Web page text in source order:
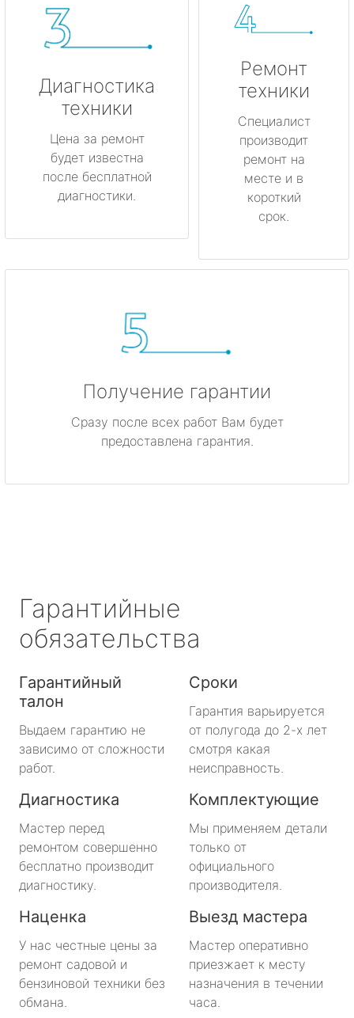
Диагностика
техники
Цена за ремонт
будет известна
после бесплатной
диагностики.
Ремонт
техники
Специалист
производит
ремонт на
месте и в
короткий
срок.
Получение гарантии
Сразу после всех работ Вам будет
предоставлена гарантия.
Гарантийные
обязательства
Гарантийный
талон
Выдаем гарантию не
зависимо от сложности
работ.
Сроки
Гарантия варьируется
от полугода до 2-х лет
смотря какая
неисправность.
Диагностика
Мастер перед
ремонтом совершенно
бесплатно производит
диагностику.
Комплектующие
Мы применяем детали
только от
официального
производителя.
Наценка
У нас честные цены за
ремонт садовой и
бензиновой техники без
обмана.
Выезд мастера
Мастер оперативно
приезжает к месту
назначения в течении
часа.